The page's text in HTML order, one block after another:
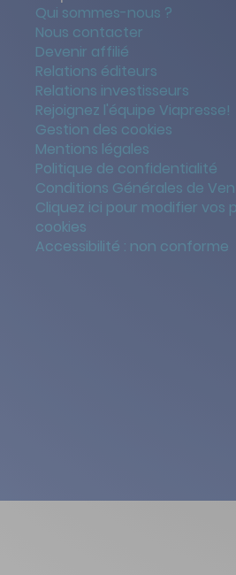
Qui sommes-nous ?
Nous contacter
Devenir affilié
Relations éditeurs
Relations investisseurs
Rejoignez l'équipe Viapresse!
Gestion des cookies
Mentions légales
Politique de confidentialité
Conditions Générales de
Cliquez ici pour modifier
cookies
Accessibilité : non conforme